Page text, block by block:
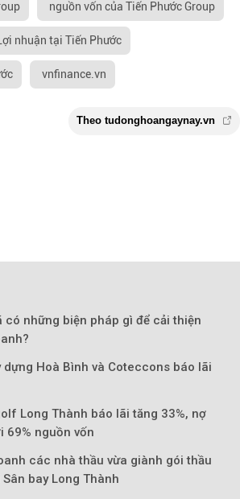
nguồn vốn của Tiến Phước Group
Lợi nhuận tại Tiến Phước
vnfinance.vn
có những biện pháp gì để cải thiện
dựng Hoà Bình và Coteccons báo lãi
Long Thành báo lãi tăng 33%, nợ
69% nguồn vốn
các nhà thầu vừa giành gói thầu
bay Long Thành